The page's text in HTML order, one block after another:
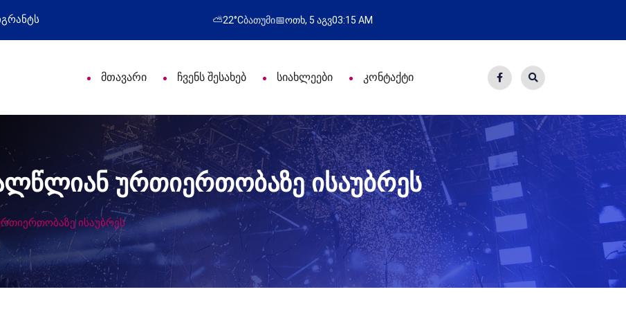
პროფესიული დღე მიულოცა წარმატებული გამოსვლა
⛅22°Cბათუმი📅ოთხ, 5 აგვ03:15 AM
მთავარი ჩვენს შესახებ სიახლეები კონტაქტი
ურთიერთობაზე ისაუბრეს
ისაუბრეს